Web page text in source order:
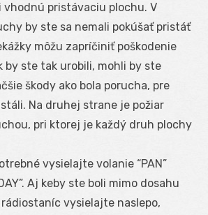
vhodnú pristávaciu plochu. V
by ste sa nemali pokúšať pristáť
môžu zapríčiniť poškodenie
by ste tak urobili, mohli by ste
škody ako bola porucha, pre
Na druhej strane je požiar
pri ktorej je každý druh plochy
vysielajte volanie “PAN”
Aj keby ste boli mimo dosahu
vysielajte naslepo,